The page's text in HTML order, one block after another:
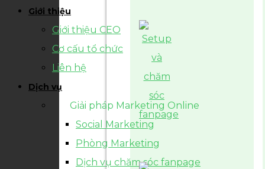
Giới thiệu
Giới thiệu CEO
Cơ cấu tổ chức
Liên hệ
Dịch vụ
Giải pháp Marketing Online
Social Marketing
Phòng Marketing
Dịch vụ chăm sóc fanpage